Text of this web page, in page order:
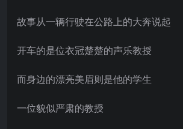
故事从一辆行驶在公路上的大奔说起
开车的是位衣冠楚楚的声乐教授
而身边的漂亮美眉则是他的学生
一位貌似严肃的教授